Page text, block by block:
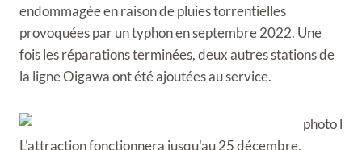
endommagée en raison de pluies torrentielles
provoquées par un typhon en septembre 2022. Une
fois les réparations terminées, deux autres stations de
la ligne Oigawa ont été ajoutées au service.
L'attraction fonctionnera jusqu'au 25 décembre,